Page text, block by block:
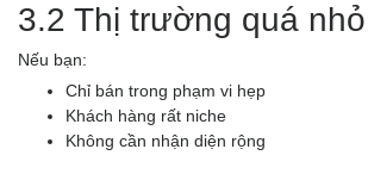
3.2 Thị trường quá nhỏ
Nếu bạn:
Chỉ bán trong phạm vi hẹp
Khách hàng rất niche
Không cần nhận diện rộng